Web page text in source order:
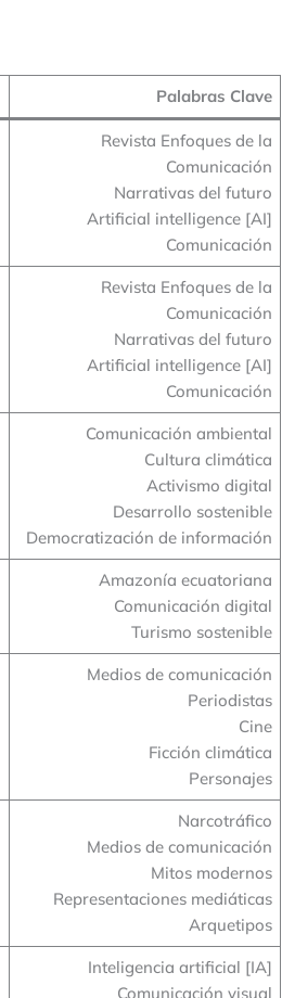
Palabras Clave
Revista Enfoques de la
Comunicación
Narrativas del futuro
Artificial intelligence [AI]
Comunicación
Revista Enfoques de la
Comunicación
Narrativas del futuro
Artificial intelligence [AI]
Comunicación
Comunicación ambiental
Cultura climática
Activismo digital
Desarrollo sostenible
Democratización de información
Amazonía ecuatoriana
Comunicación digital
Turismo sostenible
Medios de comunicación
Periodistas
Cine
Ficción climática
Personajes
Narcotráfico
Medios de comunicación
Mitos modernos
Representaciones mediáticas
Arquetipos
Inteligencia artificial [IA]
Comunicación visual